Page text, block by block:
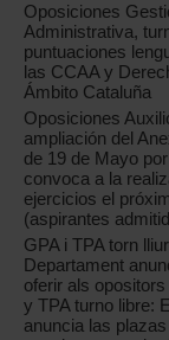
Oposiciones
Administrativa,
puntuaciones
las CCAA y
Ámbito Cataluña
Oposiciones
ampliación del
de 19 de Mayo
convoca a la
ejercicios el
(aspirantes
GPA i TPA torn
Departament
oferir als
y TPA turno libre:
anuncia las